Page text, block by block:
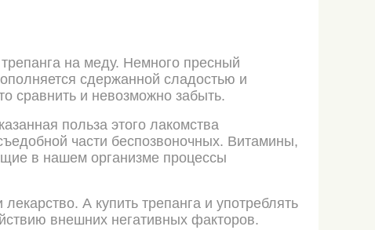
на меду. Немного пресный
сдержанной сладостью и
сравнить и невозможно забыть.
польза этого лакомства
части беспозвоночных. Витамины,
в нашем организме процессы
А купить трепанга и употреблять
внешних негативных факторов.